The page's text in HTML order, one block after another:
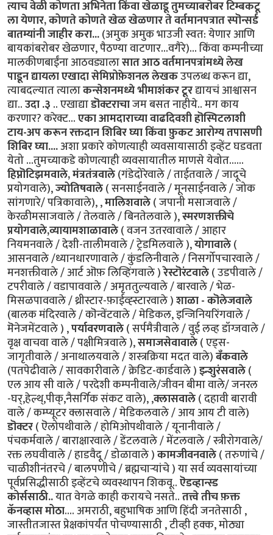
त्याच वेळी कोणता अभिनेता किंवा खेळाडू तुमच्याबरोबर टिम्बकटू
ला येणार, कोणते कोणते खेळ खेळणार ते वर्तमानपत्रात स्पॊन्सर्ड
बातम्यांनी जाहीर करा...(अमुक अमुक भाउजी स्वत: येणार आणि
बायकांबरोबर खेळणार, पैठण्या वाटणार...वगैरे)... किंवा कम्पनीच्या
मालकीणबाईंना आठवड्यालासात आठ वर्तमानपत्रांमध्ये लेख
पाडून द्यायला एखादा सेमिप्रोफ़ेशनल लेखकउपलब्ध करून द्या,
त्याबदल्यात त्यालाकन्सेशनमध्ये भीमाशंकर टूरद्यायचं आश्वासन
द्या..उदा .३.. एखाद्याडॊक्टराचाजम बसत नाहीये.. मग काय
करणार? करेक्ट...एका आमदाराच्या वाढदिवशी हॊस्पिटलाशी
टाय-अप करून रक्तदान शिबिर घ्या किंवा फ़ुकट आरोग्य तपासणी
शिबिर घ्या....अशा प्रकारे कोणत्याही व्यवसायासाठी इव्हेंट घडवता
येतो ...तुमच्याकडे कोणत्याही व्यवसायातील माणसे येवोत......
हिप्नॊटिझमवाले,मंत्रतंत्रवाले(गंडेदोरेवाले / ताईतवाले / जादूचे
प्रयोगवाले),ज्योतिषवाले( सनसाईनवाले / मूनसाईनवाले / जोक
सांगणारे/ पत्रिकावाले), ,मालिशवाले( जपानी मसाजवाले /
केरळीमसाजवाले / तेलवाले / बिनतेलवाले ),स्मरणशक्तीचे
प्रयोगवाले,व्यायामशाळावाले( वजन उतरवावाले / आहार
नियमनवाले / देशी-तालीमवाले / ट्रेडमिलवाले ),योगावाले(
आसनवाले /ध्यानधारणावाले / कुंडलिनीवाले / निसर्गोपचारवाले /
मनशक्तीवाले / आर्ट ऒफ़ लिव्हिंगवाले )रेस्टॊरंटवाले( उडपीवाले /
टपरीवाले / वडापाववाले / अमृततुल्यवाले / बारवाले / भेळ-
मिसळपाववाले / थ्रीस्टार-फ़ाईव्ह्स्टारवाले )शाळा - कॊलेजवाले
(बालक मंदिरवाले / कॊन्वेंटवाले / मेडिकल, इन्जिनियरिंगवाले /
मॆनेजमेंटवाले ) ,पर्यावरणवाले( सर्पमैत्रीवाले / वुई लव्ह डॉग्जवाले /
वृक्ष वाचवा वाले / पक्षीमित्रवाले ),समाजसेवावाले( एड्स-
जागृतीवाले / अनाथालयवाले / शस्त्रक्रिया मदत वाले)बँकवाले
(पतपेढीवाले / सावकारीवाले / क्रेडिट-कार्डवाले )इन्शुरंसवाले(
एल आय सी वाले / परदेशी कम्पनीवाले/जीवन बीमा वाले/ जनरल
-घर्,हेल्थ्,पीक्,नैसर्गिक संकट वाले), ,क्लासवाले( दहावी बारावी
वाले / कम्प्यूटर क्लासवाले / मेडिकलवाले / आय आय टी वाले)
डॊक्टर( ऎलोपथीवाले / होमिओपथीवाले / यूनानीवाले /
पंचकर्मवाले / बाराक्षारवाले / डेंटलवाले / मेंटलवाले / स्त्रीरोगवाले/
रक्त लघवीवाले / हाडवैदू / डोळावाले )कामजीवनवाले( तरुणांचे /
चाळीशीनंतरचे / बालपणीचे / ब्रह्मचार्‍यांचे ) या सर्व व्यवसायांच्या
पूर्वप्रसिद्धीसाठी इव्हेंटचे व्यवस्थापन शिकवू..ऎडव्हान्स्ड
कोर्ससाठी..यात वेगळे काही करायचे नसते..तत्त्वे तीच फ़क्त
कॅनव्हास मोठा.... अमराठी, बहुभाषिक आणि हिंदी जनतेसाठी ,
जास्तीतजास्त प्रेक्षकांपर्यंत पोचण्यासाठी , टीव्ही हक्क, मोठ्या